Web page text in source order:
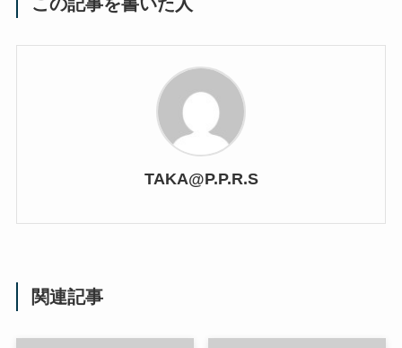
TAKA@P.P.R.S
関連記事